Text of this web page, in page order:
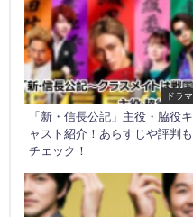
ドラマ
「新・信長公記」主役・脇役キ
ャスト紹介！あらすじや評判も
チェック！